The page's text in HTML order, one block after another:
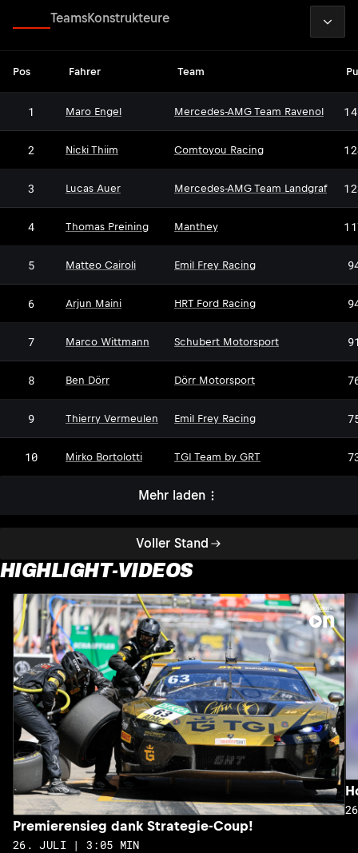
Voller Stand
TeamsKonstrukteure
Pos Fahrer Team
1 Maro Engel Mercedes-AMG Team Ravenol
2 Nicki Thiim Comtoyou Racing
3 Lucas Auer Mercedes-AMG Team Landgraf
4 Thomas Preining Manthey
5 Matteo Cairoli Emil Frey Racing
6 Arjun Maini HRT Ford Racing
7 Marco Wittmann Schubert Motorsport
8 Ben Dörr DM
Dörr Motorsport
9 Thierry Vermeulen Emil Frey Racing
10 Mirko Bortolotti TGI Team by GRT
Mehr laden
HIGHLIGHT-VIDEOS
Premierensieg dank Strategie-Coup!
26. JULI | 3:05 MIN